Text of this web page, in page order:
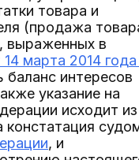
товара и
(продажа
выраженных в
марта 2014 года
интересов
указание на
исходит из
констатация
, и